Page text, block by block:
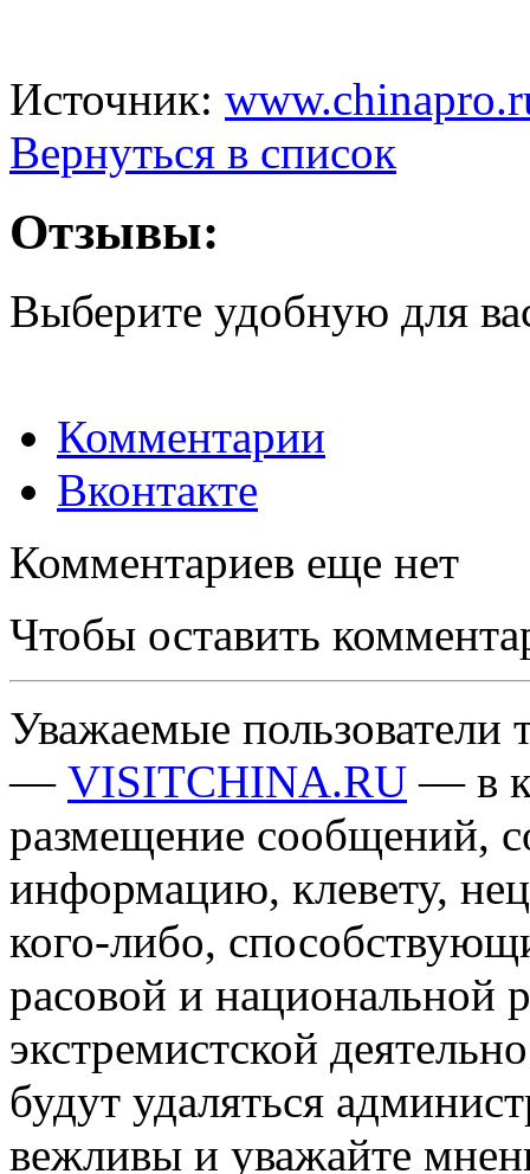
Источник:
Вернуться в список
Отзывы:
Выберите удобную для
Комментарии
Вконтакте
Комментариев еще нет
Чтобы оставить
Уважаемые пользователи
— VISITCHINA.RU — в
размещение сообщений,
информацию, клевету,
кого-либо,
расовой и национальной
экстремистской
будут удаляться
вежливы и уважайте